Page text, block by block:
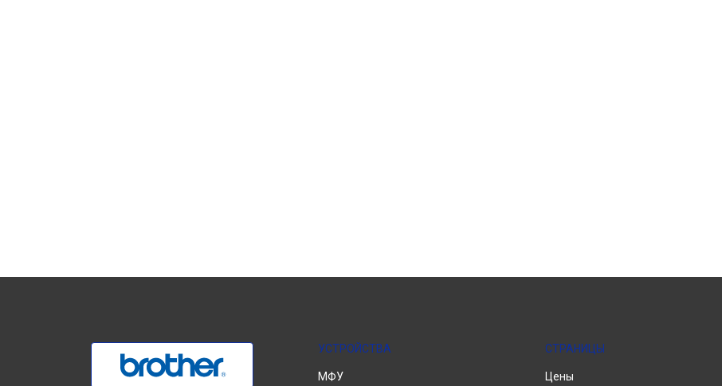
УСТРОЙСТВА
МФУ
СТРАНИЦЫ
Цены